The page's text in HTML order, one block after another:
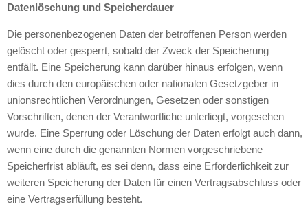
Datenlöschung und Speicherdauer
Die personenbezogenen Daten der betroffenen Person werden
gelöscht oder gesperrt, sobald der Zweck der Speicherung
entfällt. Eine Speicherung kann darüber hinaus erfolgen, wenn
dies durch den europäischen oder nationalen Gesetzgeber in
unionsrechtlichen Verordnungen, Gesetzen oder sonstigen
Vorschriften, denen der Verantwortliche unterliegt, vorgesehen
wurde. Eine Sperrung oder Löschung der Daten erfolgt auch dann,
wenn eine durch die genannten Normen vorgeschriebene
Speicherfrist abläuft, es sei denn, dass eine Erforderlichkeit zur
weiteren Speicherung der Daten für einen Vertragsabschluss oder
eine Vertragserfüllung besteht.